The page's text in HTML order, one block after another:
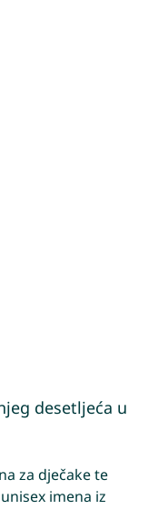
desetljeća u
za dječake te
imena iz